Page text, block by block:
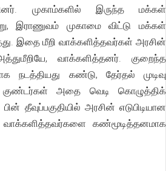
முகாம்களில் இருந்த மக்கள்
இராணுவம் முகாமை விட்டு மக்கள்
இதை மீறி வாக்களித்தவர்கள் அரசின்
வாக்களித்தனர். குறைந்த
நடத்தியது கண்டு, தேர்தல் முடிவு
குண்டர்கள் அதை வெடி கொழுத்திக்
தீவுப்பகுதியில் அரசின் எடுபிடியான
வாக்களித்தவர்களை கண்மூடித்தனமாக